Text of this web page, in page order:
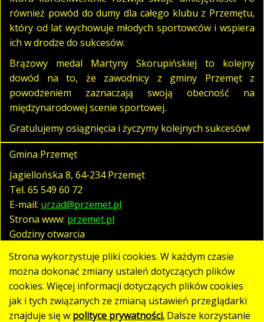
również powód do dumy dla całego klubu z Przemętu,
który od lat wychowuje młodych sportowców i wspiera
ich w drodze do sukcesów.
Brązowy medal Martyny Skorupińskiej to kolejny
dowód na to, że zawodnicy z gminy Przemęt z
powodzeniem zaznaczają swoją obecność na
międzynarodowej scenie sportowej.
Gratulujemy osiągnięcia i życzymy kolejnych sukcesów!
Gmina Przemęt
Jagiellońska 8, 64-234 Przemęt
Tel. 65 549 60 72
E-mail: urzad@przemet.pl
Strona www: przemet.pl
Godziny otwarcia
pn. - pt. 07:30 - 15:30
Polityka prywatności
Klauzula RODO
Strona wykorzystuje pliki cookies. W każdym czasie
można dokonać zmiany ustaleń dotyczących plików
cookies. Więcej informacji dotyczących plików cookies
jak i tych związanych ze zmianą ustawień przeglądarki
znajduje się w polityce prywatności. Dalsze korzystanie